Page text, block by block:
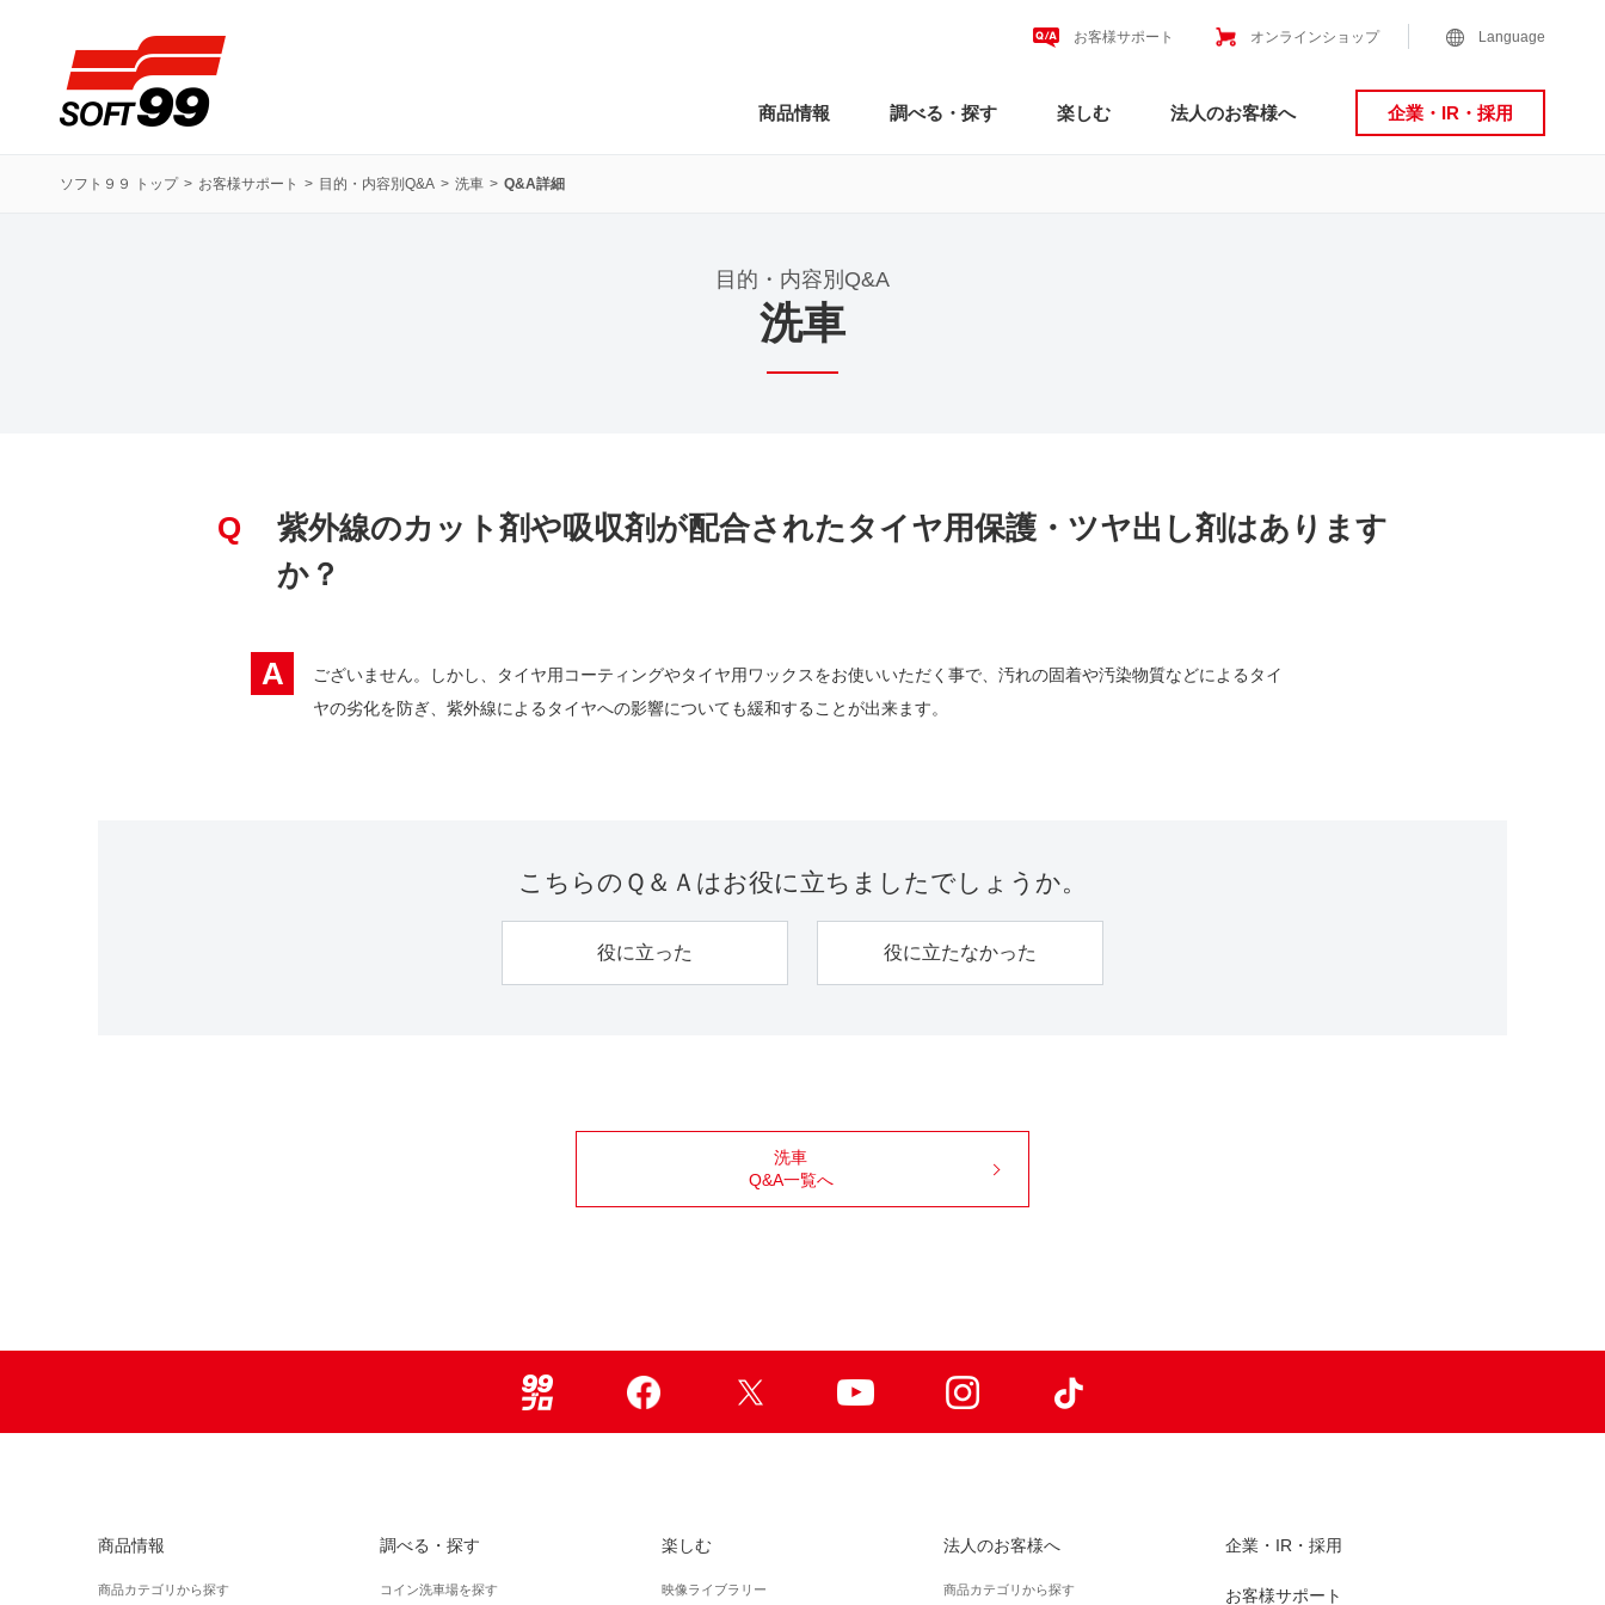
お客様サポート オンラインショップ Language
商品情報 調べる・探す 楽しむ 法人のお客様へ 企業・IR・採用
ソフト９９ トップ お客様サポート 目的・内容別Q&A 洗車 Q&A詳細
目的・内容別Q&A
洗車
Q
紫外線のカット剤や吸収剤が配合されたタイヤ用保護・ツヤ出し剤はあります
か？
A
ございません。しかし、タイヤ用コーティングやタイヤ用ワックスをお使いいただく事で、汚れの固着や汚染物質などによるタイ
ヤの劣化を防ぎ、紫外線によるタイヤへの影響についても緩和することが出来ます。
こちらのＱ＆Ａは お役に立ちましたでしょうか。
役に立った 役に立たなかった
洗車
Q&A一覧へ
商品情報
商品カテゴリから探す
調べる・探す
コイン洗車場を探す
楽しむ
映像ライブラリー
法人のお客様へ
商品カテゴリから探す
企業・IR・採用
お客様サポート